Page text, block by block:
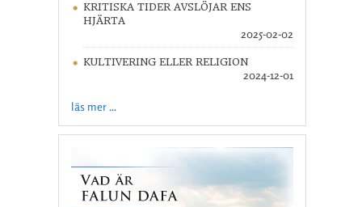
KRITISKA TIDER AVSLÖJAR ENS
HJÄRTA
2025-02-02
KULTIVERING ELLER RELIGION
2024-12-01
läs mer ...